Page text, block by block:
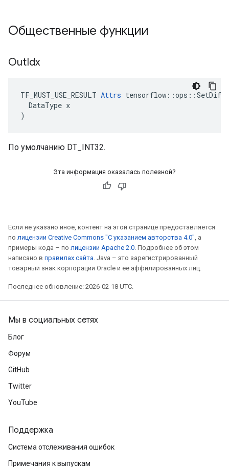
Общественные функции
OutIdx
TF_MUST_USE_RESULT Attrs
  DataType x
)
По умолчанию DT_INT32.
Эта информация оказалась полезной?
Если не указано иное, контент на этой странице предоставляется
по лицензии Creative Commons "С указанием авторства 4.0", а
примеры кода – по лицензии Apache 2.0. Подробнее об этом
написано в правилах сайта. Java – это зарегистрированный
товарный знак корпорации Oracle и ее аффилированных лиц.
Последнее обновление: 2026-02-18 UTC.
Мы в социальных сетях
Блог
Форум
GitHub
Twitter
YouTube
Поддержка
Система отслеживания ошибок
Примечания к выпускам